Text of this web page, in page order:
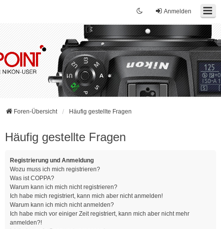
Anmelden
Foren-Übersicht Häufig gestellte Fragen
Häufig gestellte Fragen
Registrierung und Anmeldung
Wozu muss ich mich registrieren?
Was ist COPPA?
Warum kann ich mich nicht registrieren?
Ich habe mich registriert, kann mich aber nicht anmelden!
Warum kann ich mich nicht anmelden?
Ich habe mich vor einiger Zeit registriert, kann mich aber nicht mehr
anmelden?!